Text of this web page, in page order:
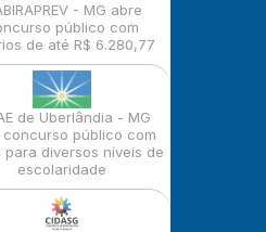
- MG abre
público com
de até R$ 6.280,77
de Uberlândia - MG
concurso público com
para diversos níveis de
escolaridade